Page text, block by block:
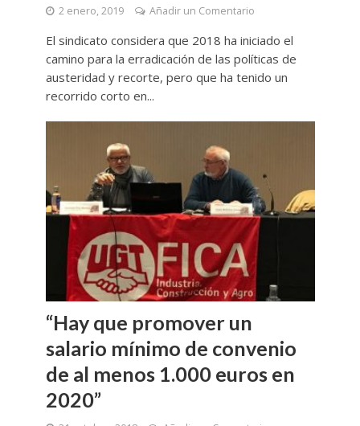
2 enero, 2019 Añadir un Comentario
El sindicato considera que 2018 ha iniciado el
camino para la erradicación de las políticas de
austeridad y recorte, pero que ha tenido un
recorrido corto en...
“Hay que promover un
salario mínimo de convenio
de al menos 1.000 euros en
2020”